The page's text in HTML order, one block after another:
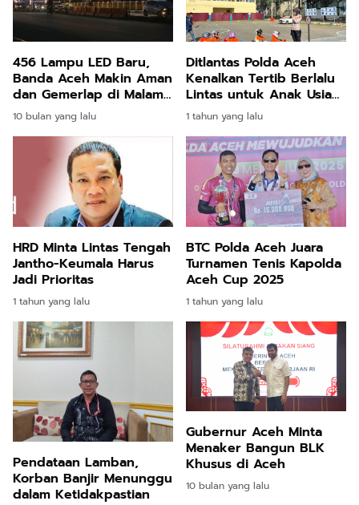
456 Lampu LED Baru,
Banda Aceh Makin Aman
dan Gemerlap di Malam
Hari
10 bulan yang lalu
Ditlantas Polda Aceh
Kenalkan Tertib Berlalu
Lintas untuk Anak Usia
Dini
1 tahun yang lalu
HRD Minta Lintas Tengah
Jantho-Keumala Harus
Jadi Prioritas
1 tahun yang lalu
BTC Polda Aceh Juara
Turnamen Tenis Kapolda
Aceh Cup 2025
1 tahun yang lalu
Pendataan Lamban,
Korban Banjir Menunggu
dalam Ketidakpastian
Gubernur Aceh Minta
Menaker Bangun BLK
Khusus di Aceh
10 bulan yang lalu